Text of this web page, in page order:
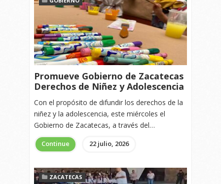
Promueve Gobierno de Zacatecas
Derechos de Niñez y Adolescencia
Con el propósito de difundir los derechos de la
niñez y la adolescencia, este miércoles el
Gobierno de Zacatecas, a través del…
Continue 22 julio, 2026
ZACATECAS